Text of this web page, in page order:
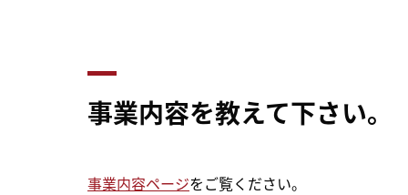
事業内容を教えて下さい。
事業内容ページをご覧ください。